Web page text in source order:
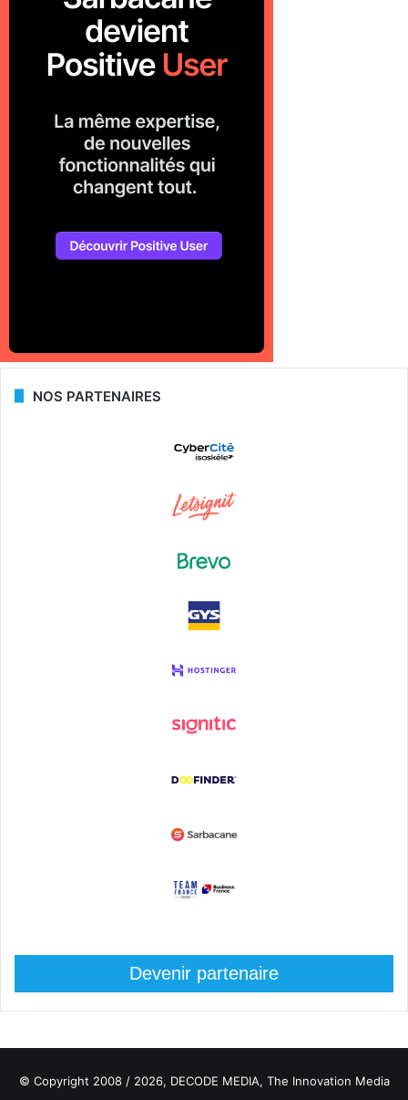
NOS PARTENAIRES
Devenir partenaire
© Copyright 2008 / 2026, DECODE MEDIA, The Innovation Media